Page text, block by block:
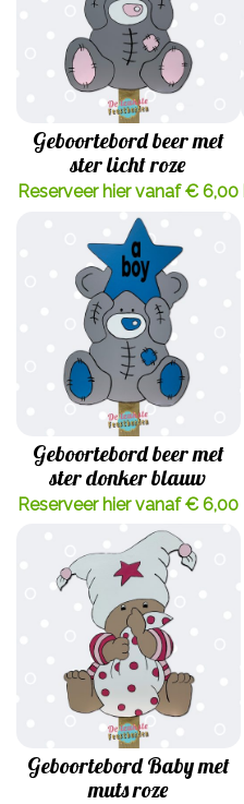
Geboortebord beer met
ster licht roze
Reserveer hier vanaf € 6,00
Geboortebord beer met
ster donker blauw
Reserveer hier vanaf € 6,00
Geboortebord Baby met
muts roze